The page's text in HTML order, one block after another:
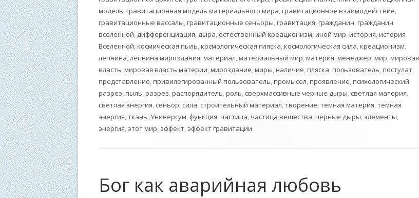
модель,гравитационная модель материального мира,гравитационное взаимодействие,
гравитационные вассалы,гравитационные сеньоры,гравитация,гражданин,гражданин
вселенной, дифференциация, дыра, естественный креационизм,иной мир,история,история
Вселенной,космическая пыль,космологическая пляска,космологическая сила,креационизм,
лепнина,лепнина мироздания,материал,материальный мир,материя,менеджер,мир,мировая
власть,мировая власть материи,мироздание,миры,наличие,пляска,пользователь,постулат,
представление,привилегированный пользователь,промысел,проявление,психологический
разрез,пыль,разрез,распорядитель,роль, сверхмассивные черные дыры, светлая материя,
светлая энергия, сеньор, сила, строительный материал,творение,темная материя,тёмная
энергия,ткань,Универсум, функция,частица,частица вещества,чёрные дыры, элементы,
энергия, этот мир, эффект, эффект гравитации
Бог как аварийная любовь